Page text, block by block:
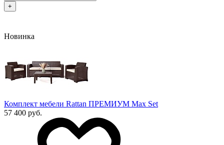
+
Новинка
Комплект мебели Rattan ПРЕМИУМ Max Set
57 400 руб.